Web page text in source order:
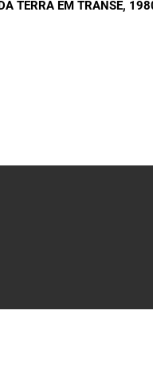
TERRA EM TRANSE,